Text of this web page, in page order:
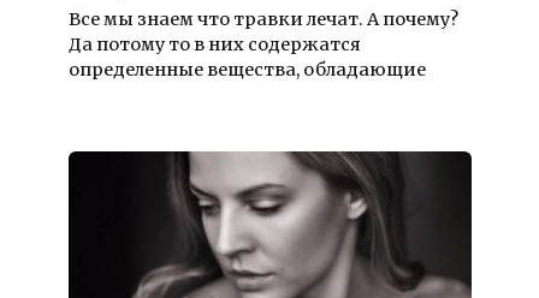
Все мы знаем что травки лечат. А почему?
Да потому то в них содержатся
определенные вещества, обладающие